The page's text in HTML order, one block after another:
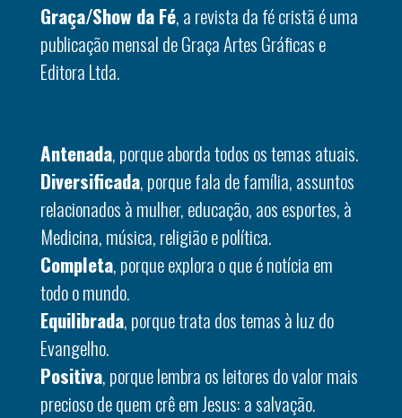
Graça/Show da Fé, a revista da fé cristã é uma
publicação mensal de Graça Artes Gráficas e
Editora Ltda.
Antenada, porque aborda todos os temas atuais.
Diversificada, porque fala de família, assuntos
relacionados à mulher, educação, aos esportes, à
Medicina, música, religião e política.
Completa, porque explora o que é notícia em
todo o mundo.
Equilibrada, porque trata dos temas à luz do
Evangelho.
Positiva, porque lembra os leitores do valor mais
precioso de quem crê em Jesus: a salvação.